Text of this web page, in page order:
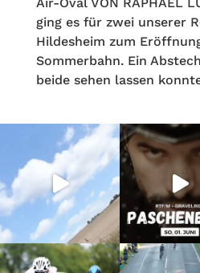
ging es für zwei unserer
Hildesheim zum
Sommerbahn. Ein
beide sehen lassen